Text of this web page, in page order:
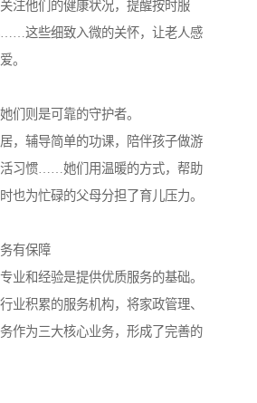
注他们的健康状况，提醒按时服
这些细致入微的关怀，让老人感
。
们则是可靠的守护者。
，辅导简单的功课，陪伴孩子做游
习惯……她们用温暖的方式，帮助
也为忙碌的父母分担了育儿压力。
有保障
业和经验是提供优质服务的基础。
业积累的服务机构，将家政管理、
作为三大核心业务，形成了完善的